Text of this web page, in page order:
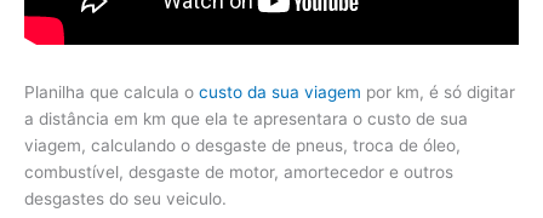
Planilha que calcula o custo da sua viagem por km, é só digitar
a distância em km que ela te apresentara o custo de sua
viagem, calculando o desgaste de pneus, troca de óleo,
combustível, desgaste de motor, amortecedor e outros
desgastes do seu veiculo.